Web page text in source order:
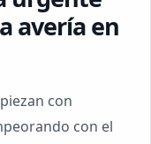
avería en
con
con el